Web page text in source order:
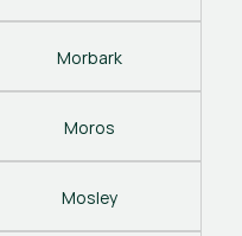
Morbark
Moros
Mosley